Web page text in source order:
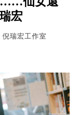
宏
瑞宏工作室